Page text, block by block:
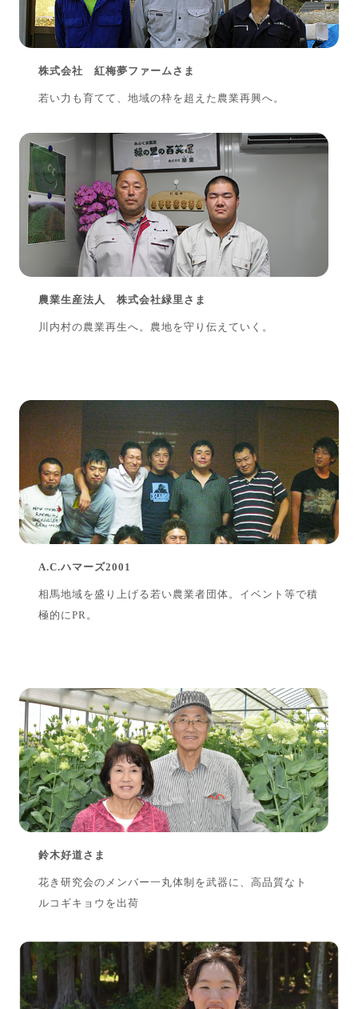
株式会社 紅梅夢ファームさま
若い力も育てて、地域の枠を超えた農業再興へ。
農業生産法人 株式会社緑里さま
川内村の農業再生へ。農地を守り伝えていく。
A.C.ハマーズ2001
相馬地域を盛り上げる若い農業者団体。イベント等で積
極的にPR。
鈴木好道さま
花き研究会のメンバー一丸体制を武器に、高品質なト
ルコギキョウを出荷